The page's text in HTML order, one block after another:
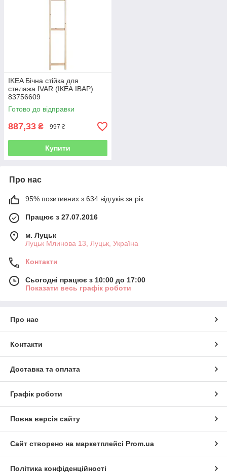
IKEA Бічна стійка для
стелажа IVAR (ІКЕА ІВАР)
83756609
Готово до відправки
887,33 ₴ 997 ₴
Купити
Про нас
95% позитивних з 634 відгуків за рік
Працює з 27.07.2016
м. Луцьк
Луцьк Млинова 13, Луцьк, Україна
Контакти
Сьогодні працює з 10:00 до 17:00
Показати весь графік роботи
Про нас
Контакти
Доставка та оплата
Графік роботи
Повна версія сайту
Сайт створено на маркетплейсі Prom.ua
Політика конфіденційності